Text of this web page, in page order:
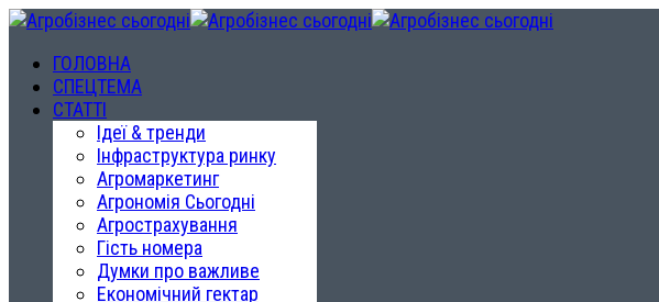
ГОЛОВНА
СПЕЦТЕМА
СТАТТІ
Ідеї & тренди
Інфраструктура ринку
Агромаркетинг
Агрономія Сьогодні
Агрострахування
Гість номера
Думки про важливе
Економічний гектар